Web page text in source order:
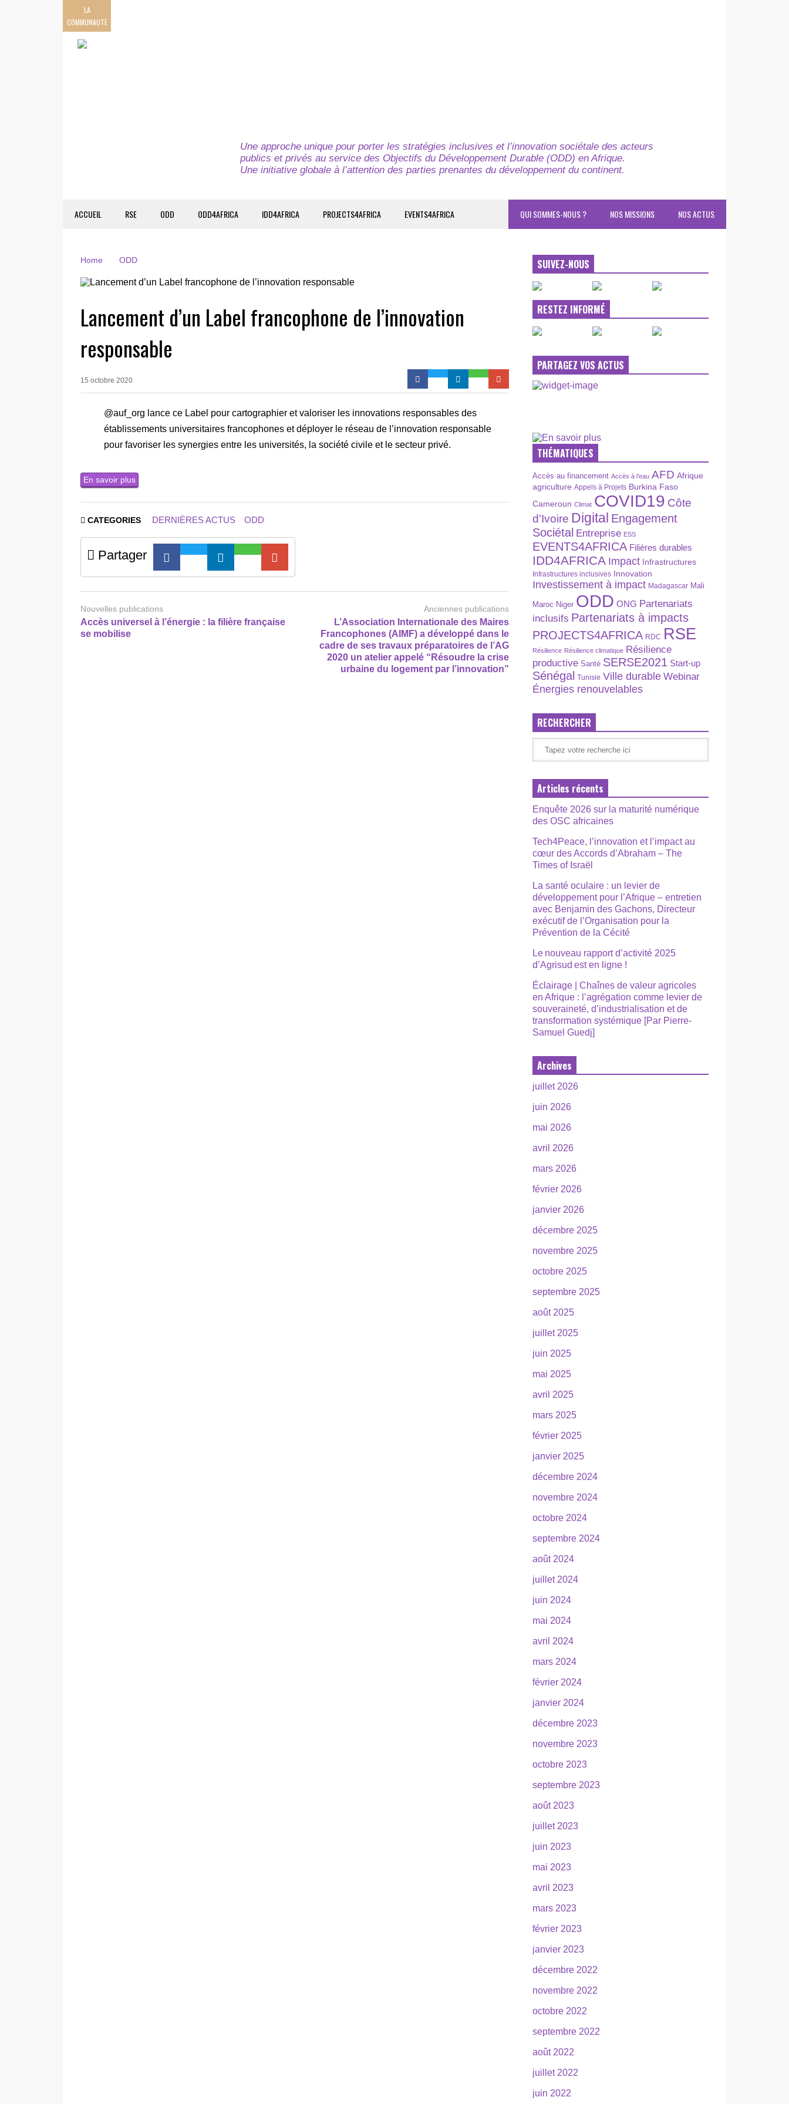
LA
COMMUNAUTE
Une approche unique pour porter les stratégies inclusives et l’innovation sociétale des acteurs
publics et privés au service des Objectifs du Développement Durable (ODD) en Afrique.
Une initiative globale à l’attention des parties prenantes du développement du continent.
ACCUEIL RSE ODD ODD4AFRICA IDD4AFRICA PROJECTS4AFRICA EVENTS4AFRICA NOS ACTUS
NOS MISSIONS
QUI SOMMES-NOUS ?
Home ODD
Lancement d’un Label francophone de l’innovation
responsable
15 octobre 2020
@auf_org lance ce Label pour cartographier et valoriser les innovations responsables des
établissements universitaires francophones et déployer le réseau de l’innovation responsable
pour favoriser les synergies entre les universités, la société civile et le secteur privé.
En savoir plus
CATEGORIES DERNIÈRES ACTUS ODD
Partager
Nouvelles publications
Accès universel à l’énergie : la filière française
se mobilise
Anciennes publications
L’Association Internationale des Maires
Francophones (AIMF) a développé dans le
cadre de ses travaux préparatoires de l’AG
2020 un atelier appelé “Résoudre la crise
urbaine du logement par l’innovation”
SUIVEZ-NOUS
RESTEZ INFORMÉ
PARTAGEZ VOS ACTUS
THÉMATIQUES
Accès au financement Accès à l’eau AFD Afrique
agriculture Appels à Projets Burkina Faso
Cameroun Climat COVID19 Côte
d'Ivoire Digital Engagement
Sociétal Entreprise ESS
EVENTS4AFRICA Filières durables
IDD4AFRICA Impact Infrastructures
Infrastructures inclusives Innovation
Investissement à impact Madagascar Mali
Maroc Niger ODD ONG Partenariats
inclusifs Partenariats à impacts
PROJECTS4AFRICA RDC RSE
Résilience Résilience climatique Résilience
productive Santé SERSE2021 Start-up
Sénégal Tunisie Ville durable Webinar
Énergies renouvelables
RECHERCHER
Articles récents
Enquête 2026 sur la maturité numérique
des OSC africaines
Tech4Peace, l’innovation et l’impact au
cœur des Accords d’Abraham – The
Times of Israël
La santé oculaire : un levier de
développement pour l’Afrique – entretien
avec Benjamin des Gachons, Directeur
exécutif de l’Organisation pour la
Prévention de la Cécité
Le nouveau rapport d’activité 2025
d’Agrisud est en ligne !
Éclairage | Chaînes de valeur agricoles
en Afrique : l’agrégation comme levier de
souveraineté, d’industrialisation et de
transformation systémique [Par Pierre-
Samuel Guedj]
Archives
juillet 2026
juin 2026
mai 2026
avril 2026
mars 2026
février 2026
janvier 2026
décembre 2025
novembre 2025
octobre 2025
septembre 2025
août 2025
juillet 2025
juin 2025
mai 2025
avril 2025
mars 2025
février 2025
janvier 2025
décembre 2024
novembre 2024
octobre 2024
septembre 2024
août 2024
juillet 2024
juin 2024
mai 2024
avril 2024
mars 2024
février 2024
janvier 2024
décembre 2023
novembre 2023
octobre 2023
septembre 2023
août 2023
juillet 2023
juin 2023
mai 2023
avril 2023
mars 2023
février 2023
janvier 2023
décembre 2022
novembre 2022
octobre 2022
septembre 2022
août 2022
juillet 2022
juin 2022